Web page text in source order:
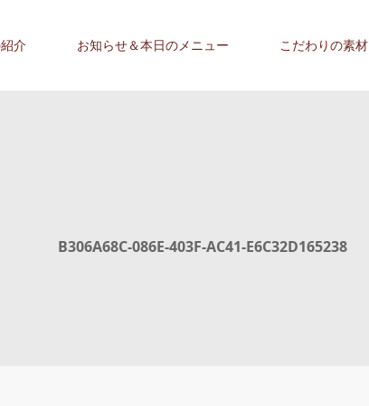
介 お知らせ＆本日のメニュー こだわりの素材
B306A68C-086E-403F-AC41-E6C32D165238